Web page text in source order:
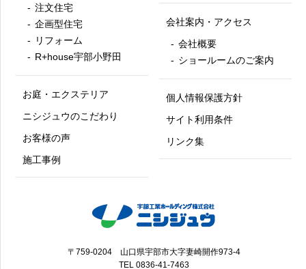
〒759-0204 山口県宇部市大字妻崎開作973-4
TEL 0836-41-7463
注文住宅
企画型住宅
リフォーム
R+house宇部小野田
お庭・エクステリア
ニシジュウのこだわり
お客様の声
施工事例
会社案内・アクセス
会社概要
ショールームのご案内
個人情報保護方針
サイト利用条件
リンク集